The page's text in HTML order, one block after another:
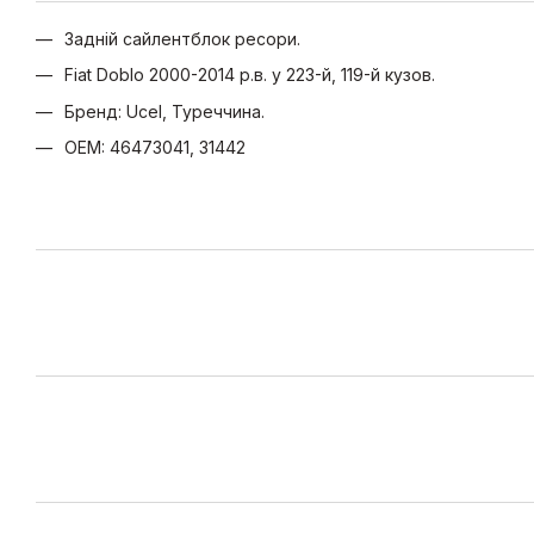
Задній сайлентблок ресори.
Fiat Doblo 2000-2014 р.в. у 223-й, 119-й кузов.
Бренд: Ucel, Туреччина.
OEM: 46473041, 31442